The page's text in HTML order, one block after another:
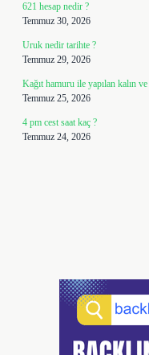
621 hesap nedir ?
Temmuz 30, 2026
Uruk nedir tarihte ?
Temmuz 29, 2026
Kağıt hamuru ile yapılan kalın
Temmuz 25, 2026
4 pm cest saat kaç ?
Temmuz 24, 2026